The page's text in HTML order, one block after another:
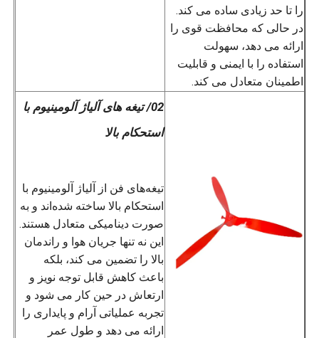
را تا حد زیادی ساده می کند.
در حالی که محافظت قوی را
ارائه می دهد، سهولت
استفاده را با ایمنی و قابلیت
اطمینان متعادل می کند.
02/ تیغه های آلیاژ آلومینیوم با
استحکام بالا
تیغه‌های فن از آلیاژ آلومینیوم با
استحکام بالا ساخته شده‌اند و به
صورت دینامیکی متعادل هستند.
این نه تنها جریان هوا و راندمان
بالا را تضمین می کند، بلکه
باعث کاهش قابل توجه نویز و
ارتعاش در حین کار می شود و
تجربه عملیاتی آرام و پایداری را
ارائه می دهد و طول عمر